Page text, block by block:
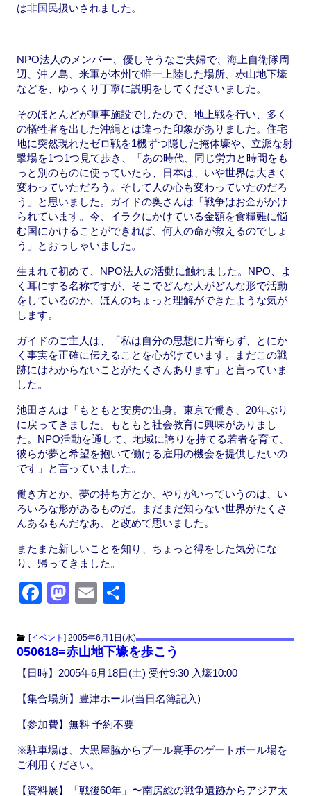
は非国民扱いされました。
NPO法人のメンバー、優しそうなご夫婦で、海上自衛隊周
辺、沖ノ島、米軍が本州で唯一上陸した場所、赤山地下壕
などを、ゆっくり丁寧に説明をしてくださいました。
そのほとんどが軍事施設でしたので、地上戦を行い、多く
の犠牲者を出した沖縄とは違った印象がありました。住宅
地に突然現れたゼロ戦を1機ずつ隠した掩体壕や、立派な射
撃場を1つ1つ見て歩き、「あの時代、同じ労力と時間をも
っと別のものに使っていたら、日本は、いや世界は大きく
変わっていただろう。そして人の心も変わっていたのだろ
う」と思いました。ガイドの奥さんは「戦争はお金がかけ
られています。今、イラクにかけている金額を食糧難に悩
む国にかけることができれば、何人の命が救えるのでしょ
う」とおっしゃいました。
生まれて初めて、NPO法人の活動に触れました。NPO、よ
く耳にする名称ですが、そこでどんな人がどんな形で活動
をしているのか、ほんのちょっと理解ができたような気が
します。
ガイドのご主人は、「私は自分の思想に片寄らず、とにか
く事実を正確に伝えることを心がけています。まだこの戦
跡にはわからないことがたくさんあります」と言っていま
した。
池田さんは「もともと安房の出身。東京で働き、20年ぶり
に戻ってきました。もともと社会教育に興味がありまし
た。NPO活動を通して、地域に誇りを持てる若者を育て、
彼らが夢と希望を抱いて働ける雇用の機会を提供したいの
です」と言っていました。
働き方とか、夢の持ち方とか、やりがいっていうのは、い
ろいろな形があるものだ。まだまだ知らない世界がたくさ
んあるもんだなあ、と改めて思いました。
またまた新しいことを知り、ちょっと得をした気分にな
り、帰ってきました。
F
c
e
b
o
o
k
M
st
o
d
o
n
E
ail
[イベント ] 2005年6月1日(水)
050618=赤山地下壕を歩こう
【日時】2005年6月18日(土) 受付9:30 入壕10:00
【集合場所】豊津ホール(当日名簿記入)
【参加費】無料 予約不要
※駐車場は、大黒屋脇からプール裏手のゲートボール場を
ご利用ください。
【資料展】「戦後60年」〜南房総の戦争遺跡からアジア太